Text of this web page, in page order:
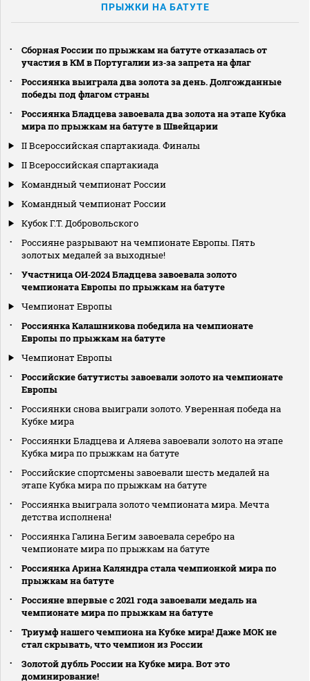
ПРЫЖКИ НА БАТУТЕ
Сборная России по прыжкам на батуте отказалась от
участия в КМ в Португалии из‑за запрета на флаг
Россиянка выиграла два золота за день. Долгожданные
победы под флагом страны
Россиянка Бладцева завоевала два золота на этапе Кубка
мира по прыжкам на батуте в Швейцарии
II Всероссийская спартакиада. Финалы
II Всероссийская спартакиада
Командный чемпионат России
Командный чемпионат России
Кубок Г.Т. Добровольского
Россияне разрывают на чемпионате Европы. Пять
золотых медалей за выходные!
Участница ОИ‑2024 Бладцева завоевала золото
чемпионата Европы по прыжкам на батуте
Чемпионат Европы
Россиянка Калашникова победила на чемпионате
Европы по прыжкам на батуте
Чемпионат Европы
Российские батутисты завоевали золото на чемпионате
Европы
Россиянки снова выиграли золото. Уверенная победа на
Кубке мира
Россиянки Бладцева и Аляева завоевали золото на этапе
Кубка мира по прыжкам на батуте
Российские спортсмены завоевали шесть медалей на
этапе Кубка мира по прыжкам на батуте
Россиянка выиграла золото чемпионата мира. Мечта
детства исполнена!
Россиянка Галина Бегим завоевала серебро на
чемпионате мира по прыжкам на батуте
Россиянка Арина Каляндра стала чемпионкой мира по
прыжкам на батуте
Россияне впервые с 2021 года завоевали медаль на
чемпионате мира по прыжкам на батуте
Триумф нашего чемпиона на Кубке мира! Даже МОК не
стал скрывать, что чемпион из России
Золотой дубль России на Кубке мира. Вот это
доминирование!